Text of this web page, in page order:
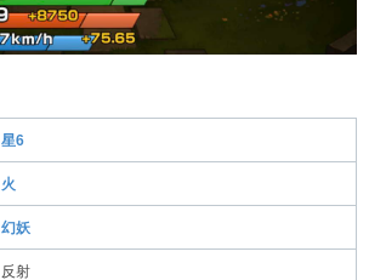
星6
火
幻妖
反射